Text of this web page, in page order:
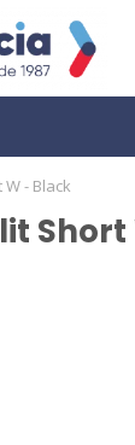
W - Black